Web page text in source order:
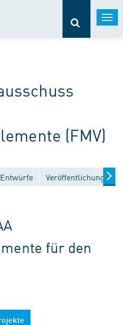
(FMV)
Entwürfe Veröffentlichungen
für den